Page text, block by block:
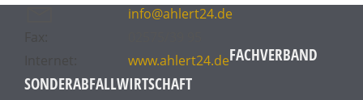
info@ahlert24.de
www.ahlert24.deFACHVERBAND
SONDERABFALLWIRTSCHAFT